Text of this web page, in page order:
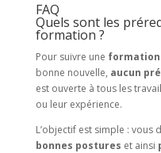
FAQ
Quels sont les
formation ?
Pour suivre une formation
bonne nouvelle, aucun
est ouverte à tous les
ou leur expérience.
L’objectif est simple : vous
bonnes postures et ainsi